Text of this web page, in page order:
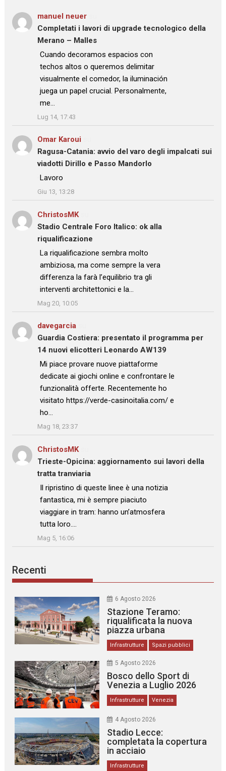
manuel neuer
Completati i lavori di upgrade tecnologico della
Merano – Malles
: “
Cuando decoramos espacios con
techos altos o queremos delimitar
visualmente el comedor, la iluminación
juega un papel crucial. Personalmente,
me…
”
Lug 14, 17:43
Omar Karoui
Ragusa-Catania: avvio del varo degli impalcati sui
viadotti Dirillo e Passo Mandorlo
: “Lavoro
”
Giu 13, 13:28
ChristosMKsu
Stadio Centrale Foro Italico: ok alla
riqualificazione
: “La riqualificazione sembra molto
ambiziosa, ma come sempre la vera
differenza la farà l’equilibrio tra gli
interventi architettonici e la…
”
Mag 20, 10:05
davegarcia
Guardia Costiera: presentato il programma per
14 nuovi elicotteri Leonardo AW139
: “Mi piace provare nuove piattaforme
dedicate ai giochi online e confrontare le
funzionalità offerte. Recentemente ho
visitato https://verde-casinoitalia.com/ e
ho…
”
Mag 18, 23:37
ChristosMKsu
Trieste-Opicina: aggiornamento sui lavori della
tratta tranviaria
: “
Il ripristino di queste linee è una notizia
fantastica, mi è sempre piaciuto
viaggiare in tram: hanno un’atmosfera
tutta loro.…
”
Mag 5, 16:06
Recenti
6 Agosto 2026
Stazione Teramo:
riqualificata la nuova
piazza urbana
Infrastrutture Spazi pubblici
5 Agosto 2026
Bosco dello Sport di
Venezia a Luglio 2026
Infrastrutture Venezia
4 Agosto 2026
Stadio Lecce:
completata la copertura
in acciaio
Infrastrutture